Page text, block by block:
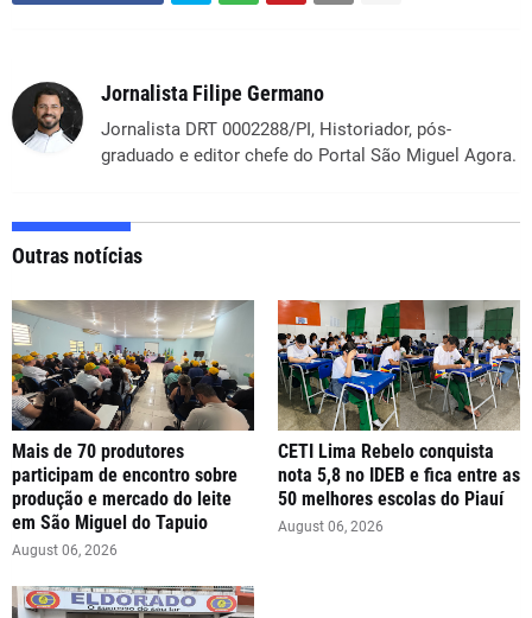
Jornalista Filipe Germano
Jornalista DRT 0002288/PI, Historiador, pós-
graduado e editor chefe do Portal São Miguel Agora.
Outras notícias
Mais de 70 produtores
participam de encontro sobre
produção e mercado do leite
em São Miguel do Tapuio
August 06, 2026
CETI Lima Rebelo conquista
nota 5,8 no IDEB e fica entre as
50 melhores escolas do Piauí
August 06, 2026